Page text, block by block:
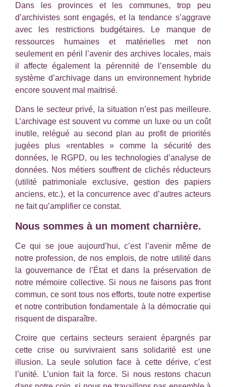
Dans les provinces et les communes, trop peu
d’archivistes sont engagés, et la tendance s’aggrave
avec les restrictions budgétaires. Le manque de
ressources humaines et matérielles met non
seulement en péril l’avenir des archives locales, mais
il affecte également la pérennité de l’ensemble du
système d’archivage dans un environnement hybride
encore souvent mal maitrisé.
Dans le secteur privé, la situation n’est pas meilleure.
L’archivage est souvent vu comme un luxe ou un coût
inutile, relégué au second plan au profit de priorités
jugées plus «rentables » comme la sécurité des
données, le RGPD, ou les technologies d’analyse de
données. Nos métiers souffrent de clichés réducteurs
(utilité patrimoniale exclusive, gestion des papiers
anciens, etc.), et la concurrence avec d’autres acteurs
ne fait qu’amplifier ce constat.
Nous sommes à un moment charnière.
Ce qui se joue aujourd’hui, c’est l’avenir même de
notre profession, de nos emplois, de notre utilité dans
la gouvernance de l’État et dans la préservation de
notre mémoire collective. Si nous ne faisons pas front
commun, ce sont tous nos efforts, toute notre expertise
et notre contribution fondamentale à la démocratie qui
risquent de disparaître.
Croire que certains secteurs seraient épargnés par
cette crise ou survivraient sans solidarité est une
illusion. La seule solution face à cette dérive, c’est
l’unité. L’union fait la force. Si nous restons chacun